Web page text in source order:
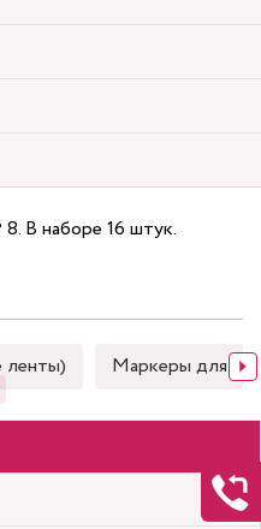
В наборе 16 штук.
ленты) Маркеры для